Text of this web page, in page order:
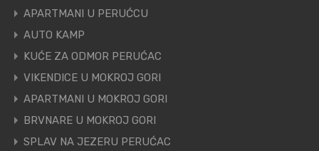
APARTMANI U PERUĆCU
AUTO KAMP
KUĆE ZA ODMOR PERUĆAC
VIKENDICE U MOKROJ GORI
APARTMANI U MOKROJ GORI
BRVNARE U MOKROJ GORI
SPLAV NA JEZERU PERUĆAC